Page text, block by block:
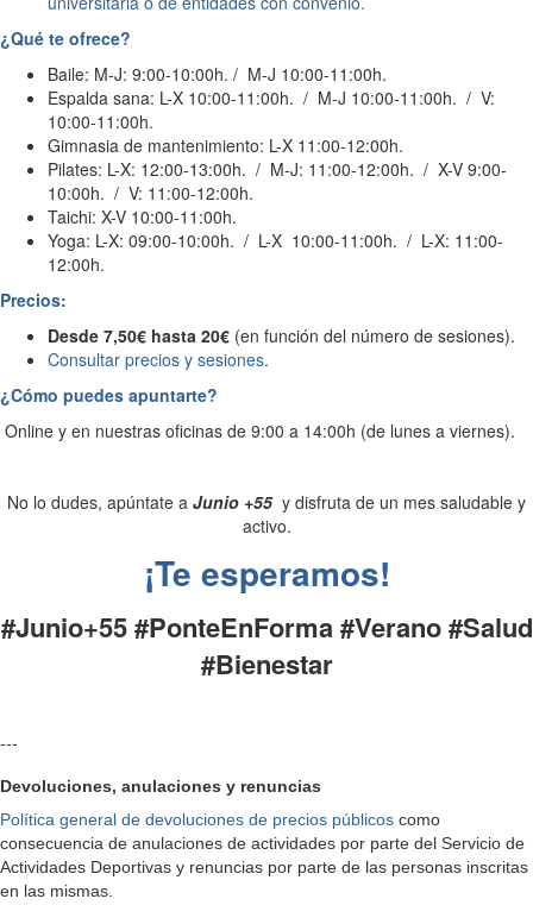
¿Qué te ofrece?
Baile: M-J: 9:00-10:00h. / M-J 10:00-11:00h.
Espalda sana: L-X 10:00-11:00h. / M-J 10:00-11:00h. / V:
10:00-11:00h.
Gimnasia de mantenimiento: L-X 11:00-12:00h.
Pilates: L-X: 12:00-13:00h. / M-J: 11:00-12:00h. / X-V 9:00-
10:00h. / V: 11:00-12:00h.
Taichi: X-V 10:00-11:00h.
Yoga: L-X: 09:00-10:00h. / L-X 10:00-11:00h. / L-X: 11:00-
12:00h.
Precios:
Desde 7,50€ hasta 20€ (en función del número de sesiones).
Consultar precios y sesiones.
¿Cómo puedes apuntarte?
Online y en nuestras oficinas de 9:00 a 14:00h (de lunes a viernes).
No lo dudes, apúntate a Junio +55 y disfruta de un mes saludable y
activo.
¡Te esperamos!
#Junio+55 #PonteEnForma #Verano #Salud
#Bienestar
---
Devoluciones, anulaciones y renuncias
Política general de devoluciones de precios públicos como
consecuencia de anulaciones de actividades por parte del Servicio de
Actividades Deportivas y renuncias por parte de las personas inscritas
en las mismas.